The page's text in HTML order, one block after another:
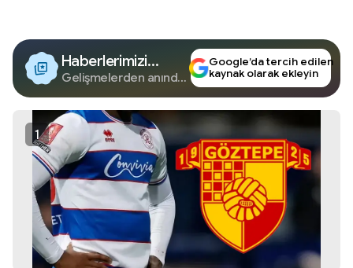
Haberlerimizi
Google'da Takip
Edin
Gelişmelerden anında
Google’da tercih edilen
kaynak olarak ekleyin
1